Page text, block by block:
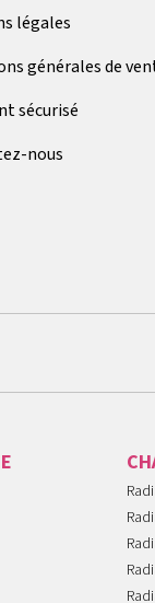
légales
générales de
sécurisé
nous